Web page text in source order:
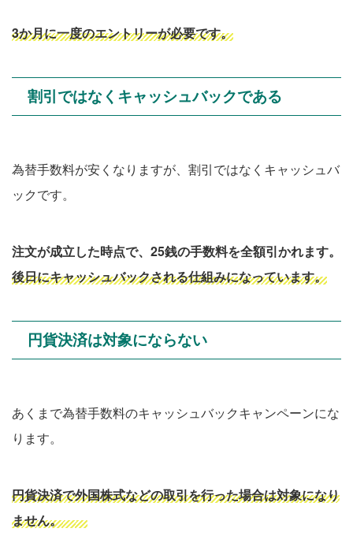
3か月に一度のエントリーが必要です。
割引ではなくキャッシュバックである
為替手数料が安くなりますが、割引ではなくキャッシュバ
ックです。
注文が成立した時点で、25銭の手数料を全額引かれます。
後日にキャッシュバックされる仕組みになっています。
円貨決済は対象にならない
あくまで為替手数料のキャッシュバックキャンペーンにな
ります。
円貨決済で外国株式などの取引を行った場合は対象になり
ません。